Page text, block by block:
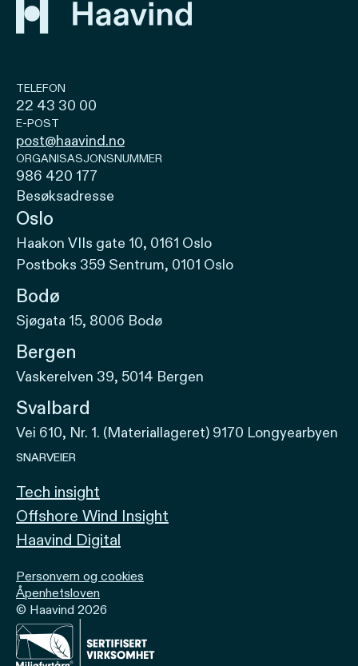
TELEFON
22 43 30 00
E-POST
post@haavind.no
ORGANISASJONSNUMMER
986 420 177
Besøksadresse
Oslo
Haakon VIIs gate 10, 0161 Oslo
Postboks 359 Sentrum, 0101 Oslo
Bodø
Sjøgata 15, 8006 Bodø
Bergen
Vaskerelven 39, 5014 Bergen
Svalbard
Vei 610, Nr. 1. (Materiallageret) 9170 Longyearbyen
SNARVEIER
Tech insight
Offshore Wind Insight
Haavind Digital
Personvern og cookies
Åpenhetsloven
© Haavind 2026